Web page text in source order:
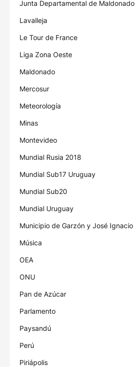
Junta Departamental de Maldonado
Lavalleja
Le Tour de France
Liga Zona Oeste
Maldonado
Mercosur
Meteorología
Minas
Montevideo
Mundial Rusia 2018
Mundial Sub17 Uruguay
Mundial Sub20
Mundial Uruguay
Municipio de Garzón y José Ignacio
Música
OEA
ONU
Pan de Azúcar
Parlamento
Paysandú
Perú
Piriápolis